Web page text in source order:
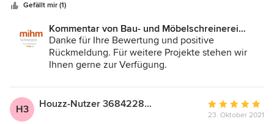
Gefällt mir (1)
Kommentar von Bau- und Möbelschreinerei
Mihm GmbH & Co.KG:
Danke für Ihre Bewertung und positive
Rückmeldung. Für weitere Projekte stehen wir
Ihnen gerne zur Verfügung.
das Team der Bau- und Möbelschreinerei Mihm
H3
Houzz-Nutzer 368422879
Bewertung:
23. Oktober 2021